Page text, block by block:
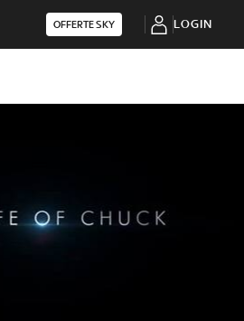
OFFERTE SKY LOGIN